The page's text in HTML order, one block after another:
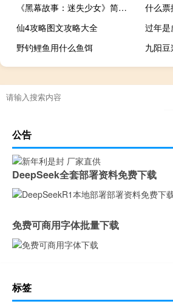
《黑幕故事：迷失少女》简单攻略（《黑幕故事：迷失少女》简单攻略）
什么
仙4攻略图文攻略大全
过年
野钓鲤鱼用什么鱼饵
公告
DeepSeek全套部署资料免费下载
免费可商用字体批量下载
标签